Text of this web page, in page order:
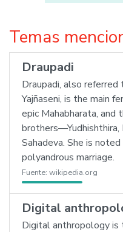
Temas
Draupadi
Draupadi, also referred
Yajñaseni, is the main
epic Mahabharata,
brothers—Yudhishthira,
Sahadeva. She is
polyandrous marriage.
Fuente: wikipedia.org
Digital
Digital anthropology